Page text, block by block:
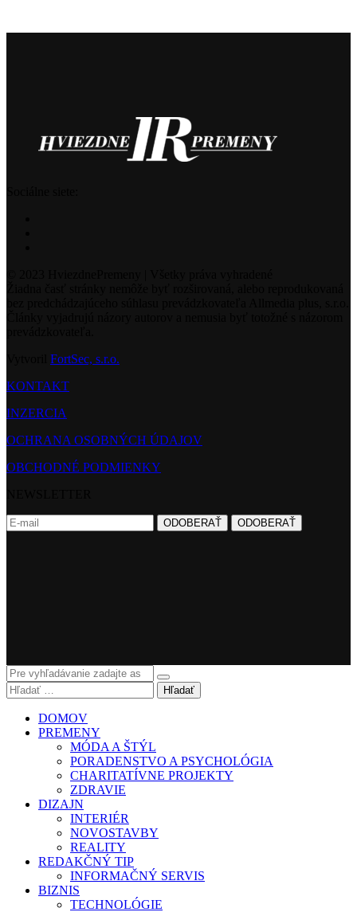
FortSec, s.r.o.
KONTAKT
INZERCIA
OCHRANA OSOBNÝCH ÚDAJOV
OBCHODNÉ PODMIENKY
Hľadať
DOMOV
PREMENY
MÓDA A ŠTÝL
PORADENSTVO A PSYCHOLÓGIA
CHARITATÍVNE PROJEKTY
ZDRAVIE
DIZAJN
INTERIÉR
NOVOSTAVBY
REALITY
REDAKČNÝ TIP
INFORMAČNÝ SERVIS
BIZNIS
TECHNOLÓGIE